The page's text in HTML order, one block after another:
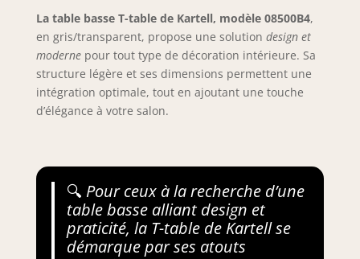
La table basse T-table de Kartell, modèle 08500B4,
en gris/transparent, propose une solution design et
modernepour tout type de décoration intérieure. Sa
structure légère et ses dimensions permettent une
intégration optimale, tout en ajoutant une touche
d’élégance à votre salon.
🔍 Pour ceux à la recherche d’une
table basse alliant design et
praticité, la T-table de Kartell se
démarque par ses atouts